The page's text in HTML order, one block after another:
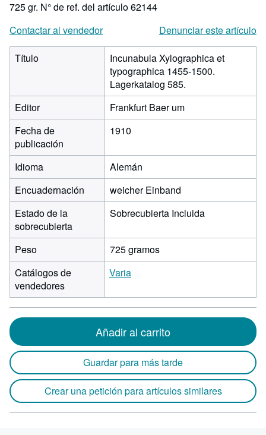
725 gr. N° de ref. del artículo 62144
Contactar al vendedor
Denunciar este artículo
Título
Incunabula Xylographica et
typographica 1455-1500.
Lagerkatalog 585.
Editor
Frankfurt Baer um
Fecha de
publicación
1910
Idioma
Alemán
Encuadernación
weicher Einband
Estado de la
sobrecubierta
Sobrecubierta Incluida
Peso
725 gramos
Catálogos de
vendedores
Varia
Añadir al carrito
Guardar para más tarde
Crear una petición para artículos similares